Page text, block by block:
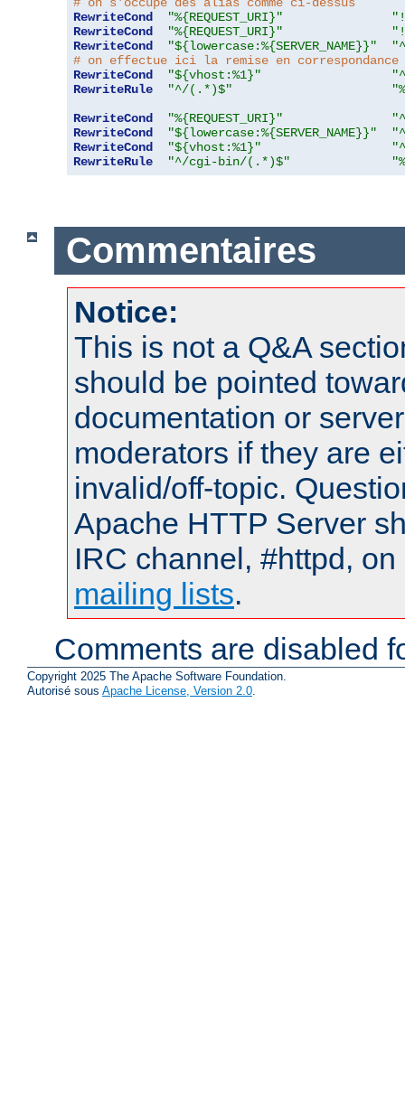
# on s'occupe des alias comme ci-dessus
RewriteCond
"%{REQUEST_URI}"
RewriteCond
"%{REQUEST_URI}"
RewriteCond
"${lowercase:%{SERVER_NAME}}"
# on effectue ici la remise en
RewriteCond
"${vhost:%1}"
RewriteRule
"^/(.*)$"
RewriteCond
"%{REQUEST_URI}"
RewriteCond
"${lowercase:%{SERVER_NAME}}"
RewriteCond
"${vhost:%1}"
RewriteRule
"^/cgi-bin/(.*)$"
Commentaires
Notice:
This is not a Q&A
should be pointed
documentation or
moderators if they are
invalid/off-topic.
Apache HTTP Server
IRC channel, #httpd,
mailing lists.
Comments are disabled
Copyright 2025 The Apache Software Foundation.
Autorisé sous Apache License, Version 2.0.